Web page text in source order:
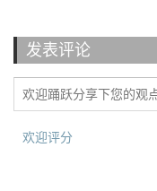
发表评论
欢迎评分